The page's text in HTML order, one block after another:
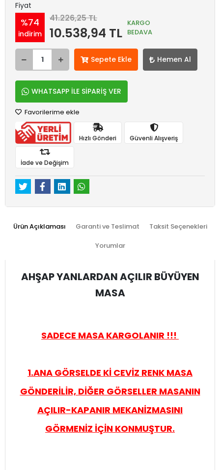
Fiyat
%74
indirim
41.226,25 TL
10.538,94 TL
KARGO
BEDAVA
Sepete Ekle Hemen Al
WHATSAPP İLE SİPARİŞ VER
Favorilerime ekle
Hızlı Gönderi Güvenli Alışveriş
İade ve Değişim
Ürün Açıklaması Garanti ve Teslimat Taksit Seçenekleri
Yorumlar
AHŞAP YANLARDAN AÇILIR BÜYÜYEN
MASA
SADECE MASA KARGOLANIR !!!
1.ANA GÖRSELDE Kİ CEVİZ RENK MASA
GÖNDERİLİR, DİĞER GÖRSELLER MASANIN
AÇILIR-KAPANIR MEKANİZMASINI
GÖRMENİZ İÇİN KONMUŞTUR.